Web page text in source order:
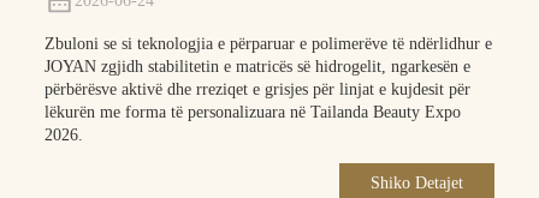
Zbuloni se si teknologjia e përparuar e polimerëve të ndërlidhur e
JOYAN zgjidh stabilitetin e matricës së hidrogelit, ngarkesën e
përbërësve aktivë dhe rreziqet e grisjes për linjat e kujdesit për
lëkurën me forma të personalizuara në Tailanda Beauty Expo
2026.
Shiko Detajet